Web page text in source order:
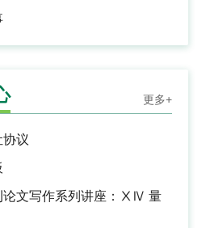
更多+
协议
论文写作系列讲座：ⅩⅣ 量